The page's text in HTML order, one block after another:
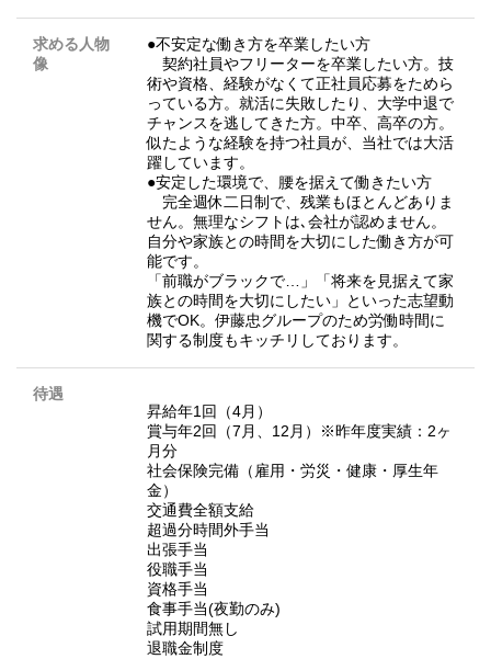
求める人物
像
●不安定な働き方を卒業したい方
契約社員やフリーターを卒業したい方。技
術や資格、経験がなくて正社員応募をためら
っている方。就活に失敗したり、大学中退で
チャンスを逃してきた方。中卒、高卒の方。
似たような経験を持つ社員が、当社では大活
躍しています。
●安定した環境で、腰を据えて働きたい方
完全週休二日制で、残業もほとんどありま
せん。無理なシフトは､会社が認めません。
自分や家族との時間を大切にした働き方が可
能です。
「前職がブラックで…」「将来を見据えて家
族との時間を大切にしたい」といった志望動
機でOK。伊藤忠グループのため労働時間に
関する制度もキッチリしております。
待遇
昇給年1回（4月）
賞与年2回（7月、12月）※昨年度実績：2ヶ
月分
社会保険完備（雇用・労災・健康・厚生年
金）
交通費全額支給
超過分時間外手当
出張手当
役職手当
資格手当
食事手当(夜勤のみ)
試用期間無し
退職金制度